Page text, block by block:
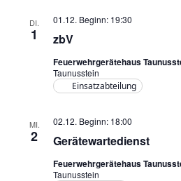
DI.
1 zbV
01.12. Beginn: 19:30
Feuerwehrgerätehaus
Taunusstein
Einsatzabteilung
MI.
2 Gerätewartedienst
02.12. Beginn: 18:00
Feuerwehrgerätehaus
Taunusstein